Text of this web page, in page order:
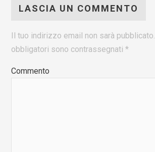
LASCIA UN COMMENTO
Il tuo indirizzo email non sarà pubblicato.
obbligatori sono contrassegnati*
Commento